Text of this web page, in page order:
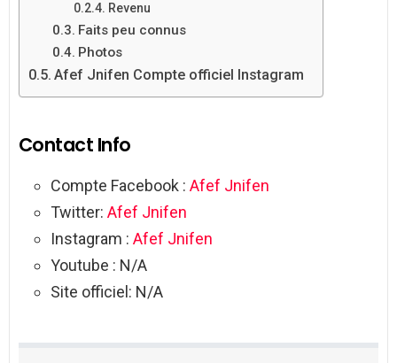
Revenu
Faits peu connus
Photos
Afef Jnifen Compte officiel Instagram
Contact Info
Compte Facebook : Afef Jnifen
Twitter: Afef Jnifen
Instagram : Afef Jnifen
Youtube : N/A
Site officiel: N/A